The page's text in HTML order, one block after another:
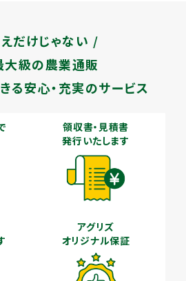
だけじゃない /
大級の農業通販
る安心・充実のサービス
領収書・見積書
発行いたします
アグリズ
オリジナル保証